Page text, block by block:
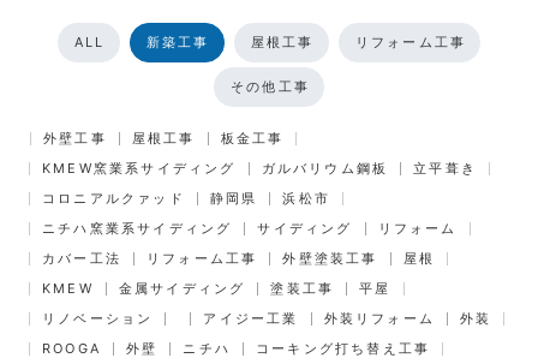
ALL 新築工事 屋根工事 リフォーム工事
その他工事
外壁工事 屋根工事
板金工事
KMEW窯業系サイディング
ガルバリウム鋼板
立平葺き
コロニアルクァッド
静岡県
浜松市
ニチハ窯業系サイディング
サイディング
リフォーム
カバー工法
リフォーム工事 外壁塗装工事
屋根
KMEW
金属サイディング 塗装工事
平屋
リノベーション
アイジー工業 外装リフォーム
外装
ROOGA
外壁 ニチハ
コーキング打ち替え工事